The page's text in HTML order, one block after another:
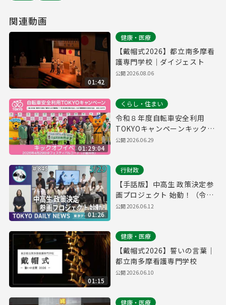
関連動画
01:42
健康・医療
【戴帽式2026】都立南多摩看
護専門学校｜ダイジェスト
公開2026.08.06
01:29:04
くらし・住まい
令和８年度自転車安全利用
TOKYOキャンペーンキックオ
フイベント
公開2026.06.29
01:26
行財政
【手話版】中高生 政策決定参
画プロジェクト 始動！（令和
8年5月29日 東京デイリーニュ
公開2026.06.12
01:15
健康・医療
【戴帽式2026】誓いの言葉｜
都立南多摩看護専門学校
公開2026.06.10
健康・医療